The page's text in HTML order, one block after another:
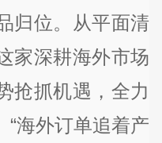
归位。从平面清
家深耕海外市场
抢抓机遇，全力
“海外订单追着产